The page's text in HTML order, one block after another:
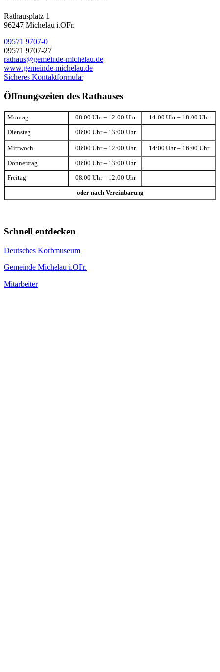
Rathausplatz 1
96247 Michelau i.OFr.
09571 9707-0
09571 9707-27
rathaus@gemeinde-michelau.de
www.gemeinde-michelau.de
Sicheres Kontaktformular
Öffnungszeiten des Rathauses
Montag 08:00 Uhr – 12:00 Uhr 14:00 Uhr – 18:00 Uhr
Dienstag 08:00 Uhr – 13:00 Uhr
Mittwoch 08:00 Uhr – 12:00 Uhr 14:00 Uhr – 16:00 Uhr
Donnerstag 08:00 Uhr – 13:00 Uhr
Freitag 08:00 Uhr – 12:00 Uhr
oder nach Vereinbarung
Schnell entdecken
Deutsches Korbmuseum
Gemeinde Michelau i.OFr.
Mitarbeiter